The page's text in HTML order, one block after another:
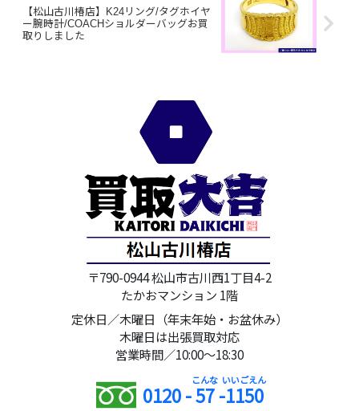
【松山古川椿店】K24リング/タグホイヤ
ー腕時計/COACHショルダーバッグお買
取りしました
〒790-0944 松山市古川西1丁目4-2
たかおマンション 1階
定休日／木曜日（年末年始・お盆休み）
木曜日は出張買取対応
営業時間／10:00～18:30
0120 -57-1150